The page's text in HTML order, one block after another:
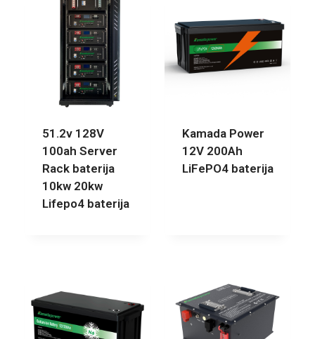
51.2v 128V
100ah Server
Rack baterija
10kw 20kw
Lifepo4 baterija
Kamada Power
12V 200Ah
LiFePO4 baterija